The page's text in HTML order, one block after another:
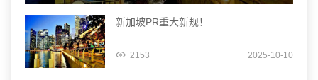
新加坡PR重大新规！
2153 2025-10-10